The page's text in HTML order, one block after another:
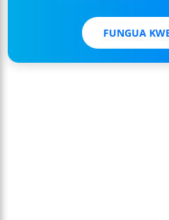
FUNGUA